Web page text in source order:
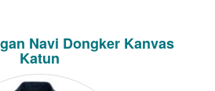
Navi Dongker Kanvas
Katun